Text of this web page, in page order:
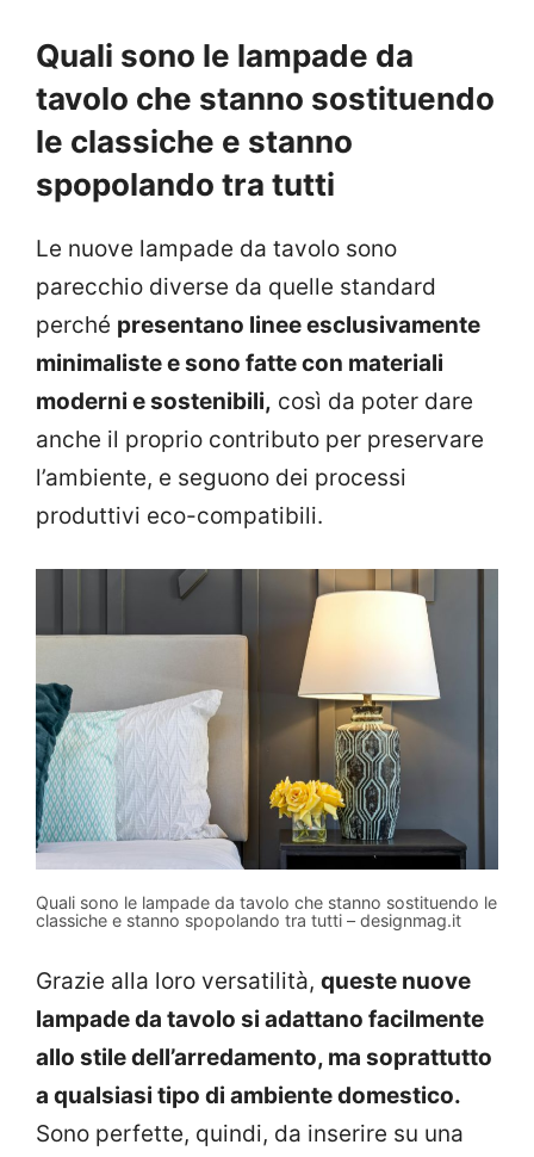
Quali sono le lampade da
tavolo che stanno sostituendo
le classiche e stanno
spopolando tra tutti
Le nuove lampade da tavolo sono
parecchio diverse da quelle standard
perché presentano linee esclusivamente
minimaliste e sono fatte con materiali
moderni e sostenibili, così da poter dare
anche il proprio contributo per preservare
l’ambiente, e seguono dei processi
produttivi eco-compatibili.
Quali sono le lampade da tavolo che stanno sostituendo le
classiche e stanno spopolando tra tutti – designmag.it
Grazie alla loro versatilità, queste nuove
lampade da tavolo si adattano facilmente
allo stile dell’arredamento, ma soprattutto
a qualsiasi tipo di ambiente domestico.
Sono perfette, quindi, da inserire su una